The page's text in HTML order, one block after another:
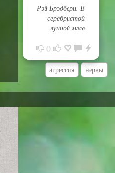
Рэй Брэдбери. В
серебристой
лунной мгле
0
агрессия нервы